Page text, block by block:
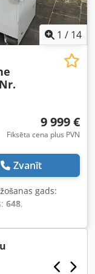
1 / 14
9 999 €
Fiksēta cena plus PVN
Zvanīt
gads:
648,
400 V,
, kopējais